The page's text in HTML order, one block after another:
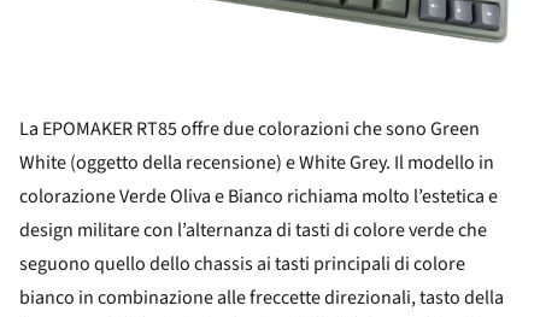
La EPOMAKER RT85 offre due colorazioni che sono Green
White (oggetto della recensione) e White Grey. Il modello in
colorazione Verde Oliva e Bianco richiama molto l’estetica e
design militare con l’alternanza di tasti di colore verde che
seguono quello dello chassis ai tasti principali di colore
bianco in combinazione alle freccette direzionali, tasto della